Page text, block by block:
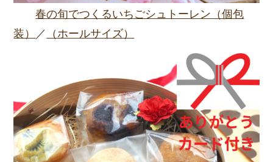
春の旬でつくるいちごシュトーレン（個包
装） ／ （ホールサイズ）